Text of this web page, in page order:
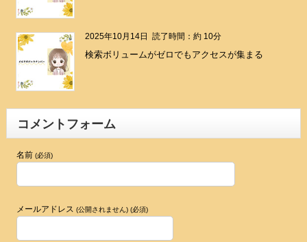
2025年10月14日 読了時間：約 10分
検索ボリュームがゼロでもアクセスが集まる
コメントフォーム
名前 (必須)
メールアドレス (公開されません) (必須)